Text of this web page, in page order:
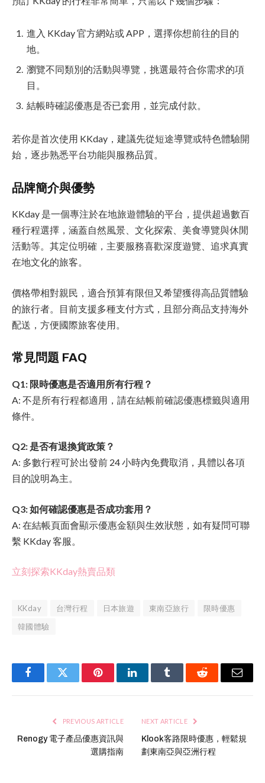
進入 KKday 官方網站或 APP，選擇你想前往的目的
地。
瀏覽不同類別的活動與導覽，挑選最符合你需求的項
目。
結帳時確認優惠是否已套用，並完成付款。
若你是首次使用 KKday，建議先從短途導覽或特色體驗開
始，逐步熟悉平台功能與服務品質。
品牌簡介與優勢
KKday 是一個專注於在地旅遊體驗的平台，提供超過數百
種行程選擇，涵蓋自然風景、文化探索、美食導覽與休閒
活動等。其定位明確，主要服務喜歡深度遊覽、追求真實
在地文化的旅客。
價格帶相對親民，適合預算有限但又希望獲得高品質體驗
的旅行者。目前支援多種支付方式，且部分商品支持海外
配送，方便國際旅客使用。
常見問題 FAQ
Q1: 限時優惠是否適用所有行程？
A: 不是所有行程都適用，請在結帳前確認優惠標籤與適用
條件。
Q2: 是否有退換貨政策？
A: 多數行程可於出發前 24 小時內免費取消，具體以各項
目的說明為主。
Q3: 如何確認優惠是否成功套用？
A: 在結帳頁面會顯示優惠金額與生效狀態，如有疑問可聯
繫 KKday 客服。
立刻探索KKday熱賣品類
KKday 台灣行程 日本旅遊 東南亞旅行
限時優惠
韓國體驗
FacebookTwitter PinterestLinkedInTumblr Reddit Email
PREVIOUS ARTICLE
Renogy 電子產品優惠資訊與
選購指南
NEXT ARTICLE
Klook客路限時優惠，輕鬆規
劃東南亞與亞洲行程